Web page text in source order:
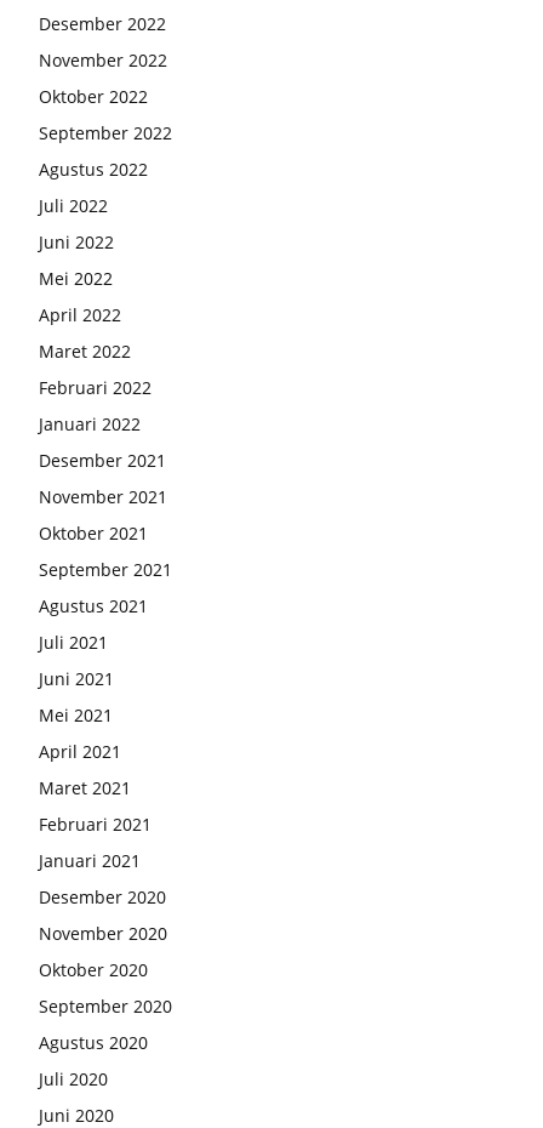
Desember 2022
November 2022
Oktober 2022
September 2022
Agustus 2022
Juli 2022
Juni 2022
Mei 2022
April 2022
Maret 2022
Februari 2022
Januari 2022
Desember 2021
November 2021
Oktober 2021
September 2021
Agustus 2021
Juli 2021
Juni 2021
Mei 2021
April 2021
Maret 2021
Februari 2021
Januari 2021
Desember 2020
November 2020
Oktober 2020
September 2020
Agustus 2020
Juli 2020
Juni 2020